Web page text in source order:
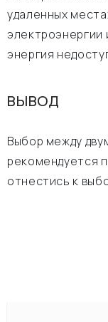
удаленных
энергия
ВЫВОД
Выбор между
рекомендуется
отнестись к